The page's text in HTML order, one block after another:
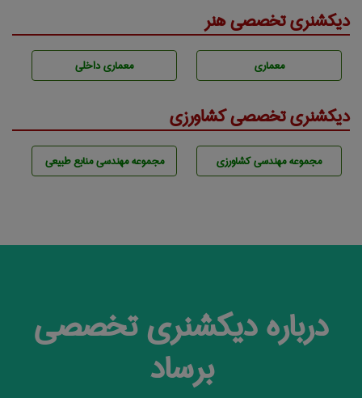
دیکشنری تخصصی هنر
معماری معماری داخلی
دیکشنری تخصصی کشاورزی
مجموعه مهندسی كشاورزی مجموعه مهندسی منابع طبيعی
درباره دیکشنری تخصصی
برساد